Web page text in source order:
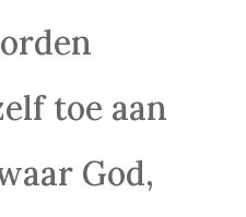
toe aan
God,